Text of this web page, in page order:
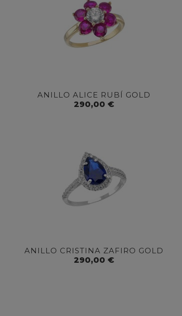
ANILLO ALICE RUBÍ GOLD
290,00 €
ANILLO CRISTINA ZAFIRO GOLD
290,00 €